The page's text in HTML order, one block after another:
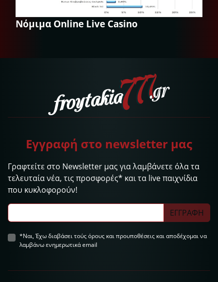
Νόμιμα Online Live Casino
Εγγραφή στο newsletter μας
Γραφτείτε στο Newsletter μας για λαμβάνετε όλα τα
τελευταία νέα, τις προσφορές* και τα live παιχνίδια
που κυκλοφορούν!
ΕΓΓΡΑΦΗ
*Ναι, Έχω διαβάσει τούς όρους και προυποθέσεις και αποδέχομαι να
λαμβάνω ενημερωτικά email